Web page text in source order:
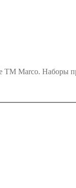
ТМ Marco. Наборы